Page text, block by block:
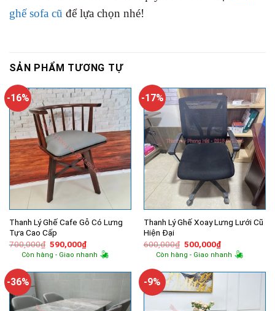
ghế sofa cũ để lựa chọn nhé!
SẢN PHẨM TƯƠNG TỰ
-16%
Thanh Lý Ghế Cafe Gỗ Có Lưng
Tựa Cao Cấp
700,000₫ Giá
gốc
là:
590,000₫Giá
hiện
tại
590,000₫.
Còn hàng - Giao nhanh
-17%
Thanh Lý Ghế Xoay Lưng Lưới Cũ
Hiện Đại
600,000₫ Giá
gốc
là:
500,000₫Giá
hiện
tại
500,000₫.
Còn hàng - Giao nhanh
-36% -9%